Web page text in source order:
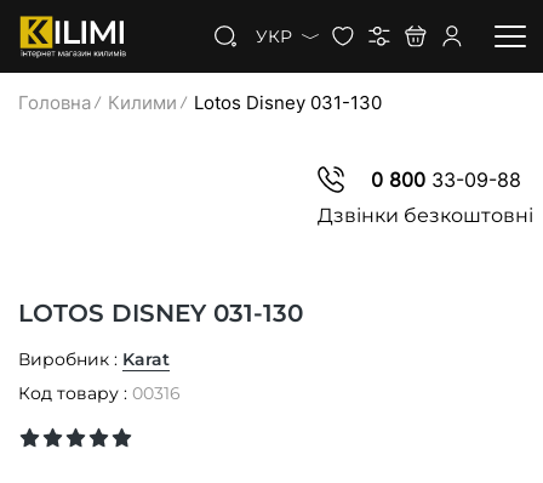
УКР
Головна Килими Lotos Disney 031-130
0 80033-09-88
Дзвінки безкоштовні
LOTOS DISNEY 031-130
Виробник : Karat
Код товару : 00316